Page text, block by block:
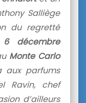
Salliège
du regretté
6 décembre
Monte Carlo
parfums
Ravin, chef
d’ailleurs